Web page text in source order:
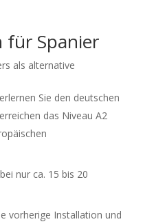
für Spanier
als alternative
Sie den deutschen
das Niveau A2
nur ca. 15 bis 20
vorherige Installation und